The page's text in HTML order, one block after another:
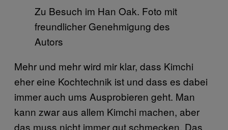
Zu Besuch im Han Oak. Foto mit
freundlicher Genehmigung des
Autors
Mehr und mehr wird mir klar, dass Kimchi
eher eine Kochtechnik ist und dass es dabei
immer auch ums Ausprobieren geht. Man
kann zwar aus allem Kimchi machen, aber
das muss nicht immer gut schmecken. Das